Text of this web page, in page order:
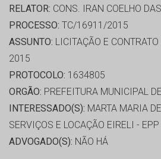
RELATOR: CONS. IRAN COELHO
PROCESSO: TC/16911/2015
ASSUNTO: LICITAÇÃO E
2015
PROTOCOLO: 1634805
ORGÃO: PREFEITURA MUNICIPAL
INTERESSADO(S): MARTA MARIA
SERVIÇOS E LOCAÇÃO EIRELI - EPP
ADVOGADO(S): NÃO HÁ